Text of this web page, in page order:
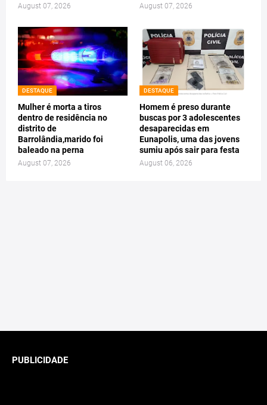
August 07, 2026 August 07, 2026
DESTAQUE
Mulher é morta a tiros
dentro de residência no
distrito de
Barrolândia,marido foi
baleado na perna
August 07, 2026
DESTAQUE
Homem é preso durante
buscas por 3 adolescentes
desaparecidas em
Eunapolis, uma das jovens
sumiu após sair para festa
August 06, 2026
PUBLICIDADE